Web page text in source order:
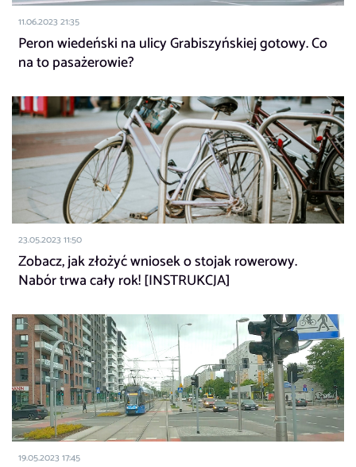
11.06.2023 21:35
Peron wiedeński na ulicy Grabiszyńskiej gotowy. Co
na to pasażerowie?
23.05.2023 11:50
Zobacz, jak złożyć wniosek o stojak rowerowy.
Nabór trwa cały rok! [INSTRUKCJA]
19.05.2023 17:45